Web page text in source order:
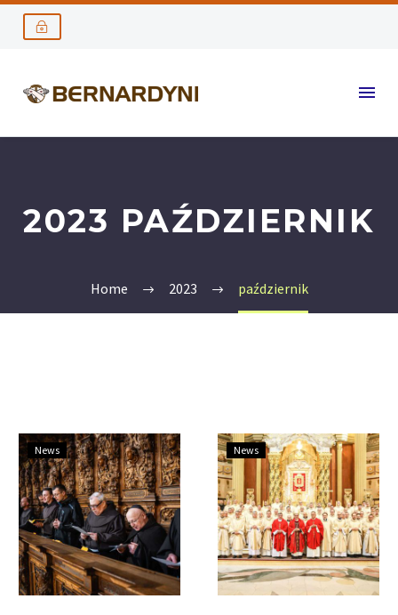
2023 PAŹDZIERNIK
Home 2023 październik
News News